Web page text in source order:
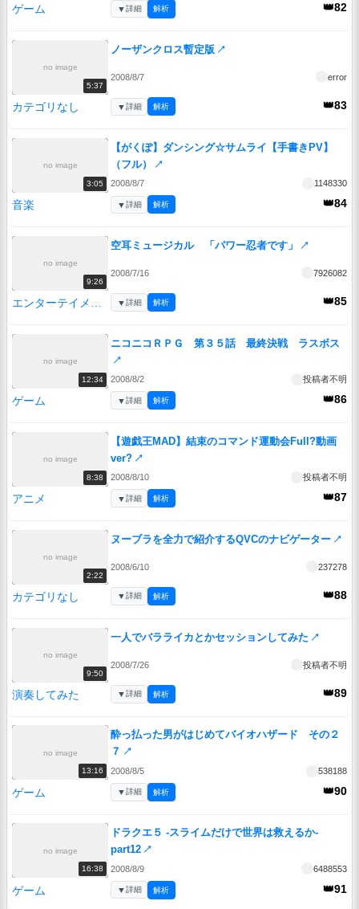
ゲーム 👑82
▼詳細 解析
no image
5:37
ノーザンクロス暫定版 ↗
2008/8/7 error
カテゴリなし 👑83
▼詳細 解析
no image
3:05
【がくぽ】ダンシング☆サムライ【手書きPV】
（フル）
↗
2008/8/7 1148330
音楽 👑84
▼詳細 解析
no image
9:26
空耳ミュージカル 「パワー忍者です」 ↗
2008/7/16 7926082
👑85
▼詳細 解析
no image
12:34
ニコニコＲＰＧ 第３５話 最終決戦 ラスボス
↗
2008/8/2 投稿者不明
ゲーム 👑86
▼詳細 解析
no image
8:38
【遊戯王MAD】結束のコマンド運動会Full?動画
ver? ↗
2008/8/10 投稿者不明
アニメ 👑87
▼詳細 解析
no image
2:22
ヌーブラを全力で紹介するQVCのナビゲーター ↗
2008/6/10 237278
カテゴリなし 👑88
▼詳細 解析
no image
9:50
一人でバラライカとかセッションしてみた ↗
2008/7/26 投稿者不明
演奏してみた 👑89
▼詳細 解析
no image
13:16
酔っ払った男がはじめてバイオハザード その２
７ ↗
2008/8/5 538188
ゲーム 👑90
▼詳細 解析
no image
16:38
ドラクエ５ -スライムだけで世界は救えるか-
part12 ↗
2008/8/9 6488553
ゲーム 👑91
▼詳細 解析